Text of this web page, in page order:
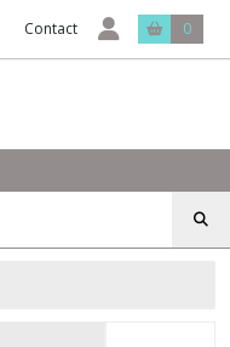
Contact 0